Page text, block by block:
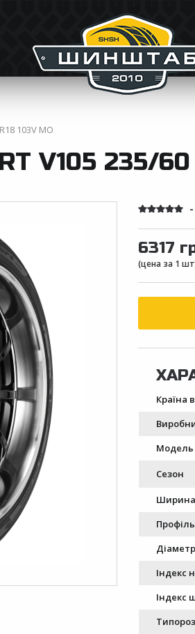
103V MO
V105 235/
6317
Країна
Модель
Сезон
Ширина
Профіль
Діаметр
Індекс
Індекс